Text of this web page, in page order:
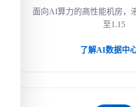
面向AI算力的高性能机房，
至1.15
了解AI数据中